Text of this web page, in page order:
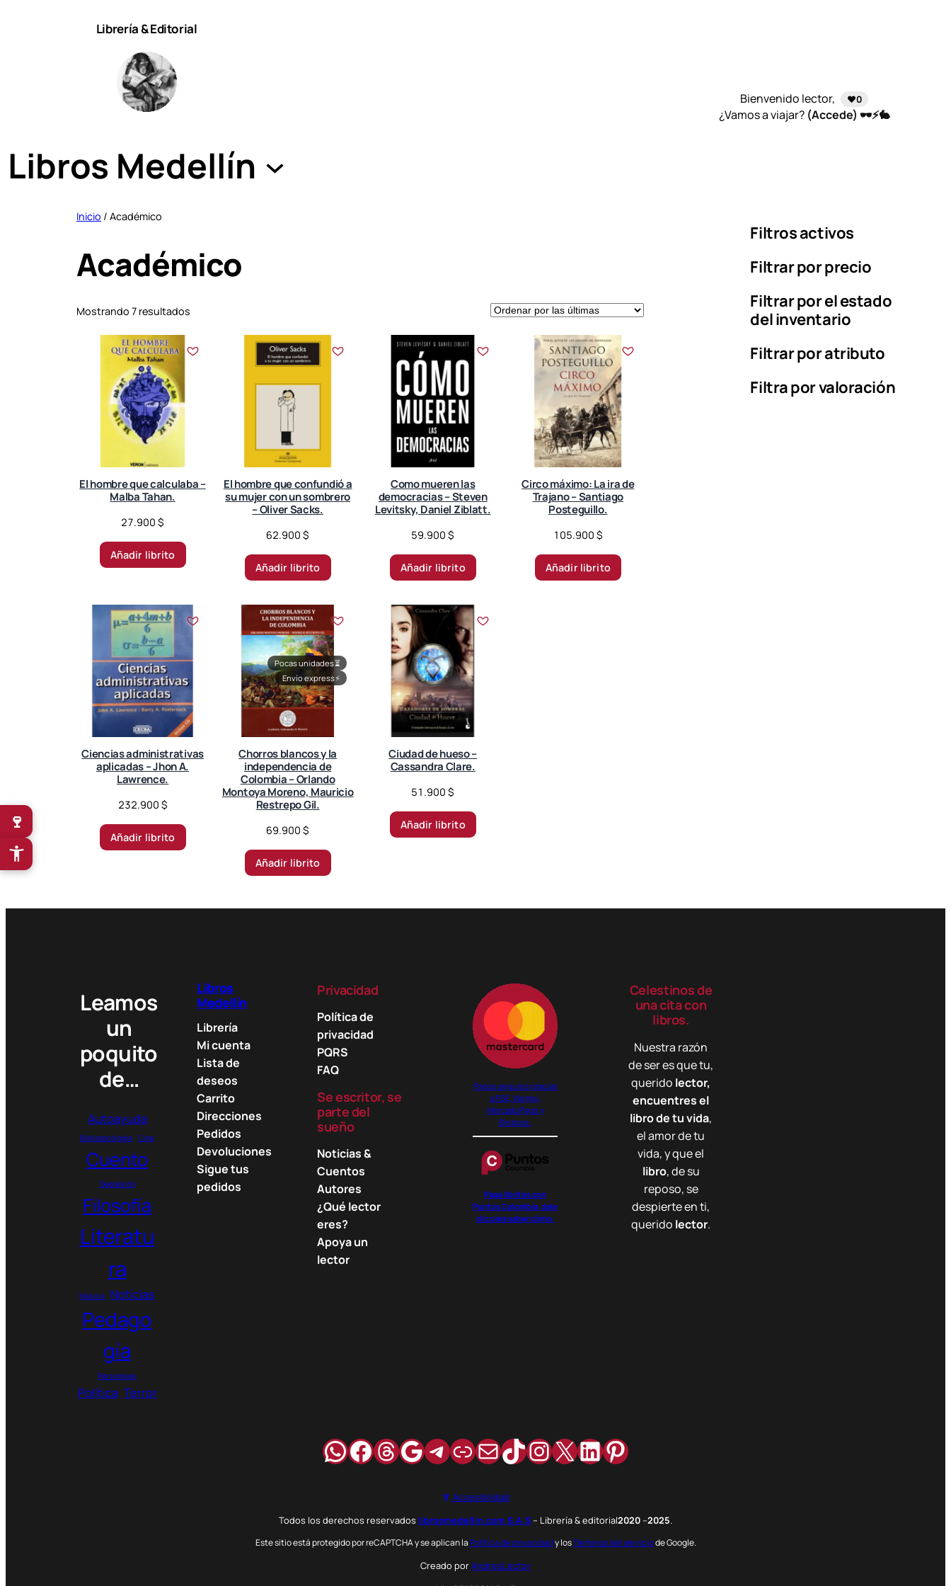
Librería & Editorial
Libros Medellín
Bienvenido lector, ❤️0
¿Vamos a viajar? (Accede) 🕶️⚡🐇
Inicio / Académico
Académico
Mostrando 7 resultados
t
e
El hombre que calculaba –
Malba Tahan.
27.900$
Añadir librito
El hombre que confundió a
su mujer con un sombrero
– Oliver Sacks.
62.900$
Añadir librito
Como mueren las
democracias – Steven
Levitsky, Daniel Ziblatt.
59.900$
Añadir librito
Circo máximo: La ira de
Trajano – Santiago
Posteguillo.
105.900 $
Añadir librito
Ciencias administrativas
aplicadas – Jhon A.
Lawrence.
232.900 $
Añadir librito
Pocas unidades⏳
Envío express⚡
Chorros blancos y la
independencia de
Colombia – Orlando
Montoya Moreno, Mauricio
Restrepo Gil.
69.900$
Añadir librito
Ciudad de hueso –
Cassandra Clare.
51.900$
Añadir librito
Filtros activos
Filtrar por precio
Filtrar por el estado
del inventario
Filtrar por atributo
Filtra por valoración
Leamos
un
poquito
de…
Autoayuda
Bibliotecología Cine
Cuento
Depresión
Filosofía
Literatu
ra
Música Noticias
Pedago
gía
Personajes
Política Terror
Libros
Medellín
Librería
Mi cuenta
Lista de
deseos
Carrito
Direcciones
Pedidos
Devoluciones
Sigue tus
pedidos
Privacidad
Política de
privacidad
PQRS
FAQ
Se escritor, se
parte del
sueño
Noticias &
Cuentos
Autores
¿Qué lector
eres?
Apoya un
lector
Pagos seguros gracias
a PSE, Wompi,
MercadoPago y
Binance.
Paga libritos con
Puntos Colombia, dale
clic para saber cómo.
Celestinos de
una cita con
libros.
Nuestra razón
de ser es que tu,
querido lector,
encuentres el
libro de tu vida,
el amor de tu
vida, y que el
libro, de su
reposo, se
despierte en ti,
querido lector.
WhatsApp
Facebook
Hilos
Google
Telegram
Enlace
Correo
TikTok
Instagram
X LinkedIn
Pinterest
Accesibilidad
Todos los derechos reservados librosmedellin.com S.A.S– Librería & editorial2020–2025.
Este sitio está protegido por reCAPTCHA y se aplican laPolítica de privacidady losTérminos del serviciode Google.
Creado porAndresLector
🍷